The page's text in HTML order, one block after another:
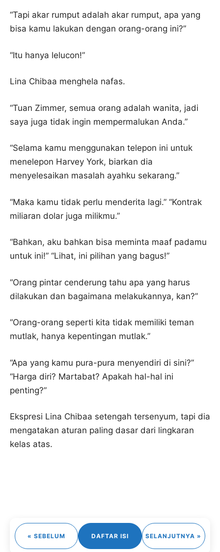
“Tapi akar rumput adalah akar rumput, apa yang
bisa kamu lakukan dengan orang-orang ini?”
“Itu hanya lelucon!”
Lina Chibaa menghela nafas.
“Tuan Zimmer, semua orang adalah wanita, jadi
saya juga tidak ingin mempermalukan Anda.”
“Selama kamu menggunakan telepon ini untuk
menelepon Harvey York, biarkan dia
menyelesaikan masalah ayahku sekarang.”
“Maka kamu tidak perlu menderita lagi.” “Kontrak
miliaran dolar juga milikmu.”
“Bahkan, aku bahkan bisa meminta maaf padamu
untuk ini!” “Lihat, ini pilihan yang bagus!”
“Orang pintar cenderung tahu apa yang harus
dilakukan dan bagaimana melakukannya, kan?”
“Orang-orang seperti kita tidak memiliki teman
mutlak, hanya kepentingan mutlak.”
“Apa yang kamu pura-pura menyendiri di sini?”
“Harga diri? Martabat? Apakah hal-hal ini
penting?”
Ekspresi Lina Chibaa setengah tersenyum, tapi dia
mengatakan aturan paling dasar dari lingkaran
kelas atas.
« SEBELUM DAFTAR ISI SELANJUTNYA »